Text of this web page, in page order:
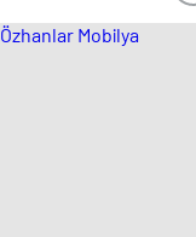
Özhanlar Mobilya